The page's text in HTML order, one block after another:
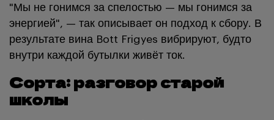
"Мы не гонимся за спелостью — мы гонимся за
энергией", — так описывает он подход к сбору. В
результате вина Bott Frigyes вибрируют, будто
внутри каждой бутылки живёт ток.
Сорта: разговор старой
школы